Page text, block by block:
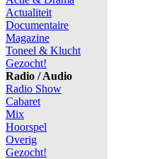
Actualiteit
Documentaire
Magazine
Toneel & Klucht
Gezocht!
Radio / Audio
Radio Show
Cabaret
Mix
Hoorspel
Overig
Gezocht!